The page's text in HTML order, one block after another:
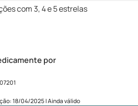
por
18/04/2025 | Ainda válido
com 3, 4 e 5 estrelas